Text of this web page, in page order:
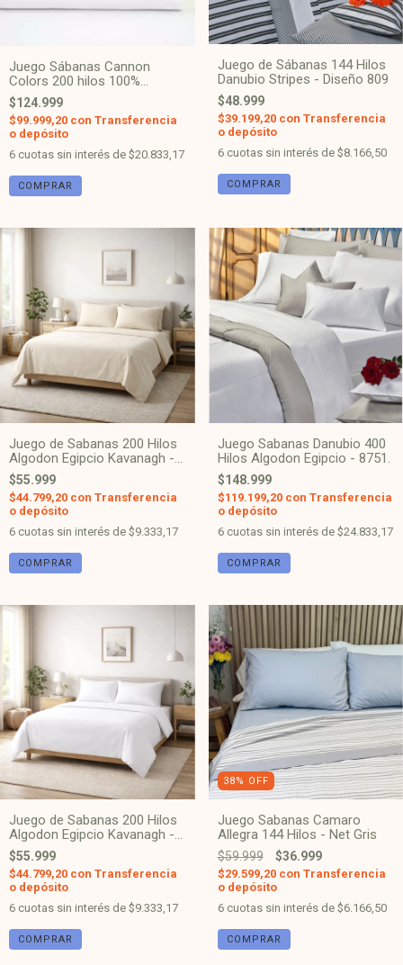
Juego Sábanas Cannon
Colors 200 hilos 100%
Algodón - Blanco 9149
$124.999
$99.999,20 con Transferencia
o depósito
6 cuotas sin interés de $20.833,17
COMPRAR
Juego de Sábanas 144 Hilos
Danubio Stripes - Diseño 809
$48.999
$39.199,20 con Transferencia
o depósito
6 cuotas sin interés de $8.166,50
COMPRAR
Juego de Sabanas 200 Hilos
Algodon Egipcio Kavanagh -
Natural
$55.999
$44.799,20 con Transferencia
o depósito
6 cuotas sin interés de $9.333,17
COMPRAR
Juego Sabanas Danubio 400
Hilos Algodon Egipcio - 8751.
$148.999
$119.199,20 con Transferencia
o depósito
6 cuotas sin interés de $24.833,17
COMPRAR
Juego de Sabanas 200 Hilos
Algodon Egipcio Kavanagh -
Blanco
$55.999
$44.799,20 con Transferencia
o depósito
6 cuotas sin interés de $9.333,17
COMPRAR
38% OFF
Juego Sabanas Camaro
Allegra 144 Hilos - Net Gris
$59.999 $36.999
$29.599,20 con Transferencia
o depósito
6 cuotas sin interés de $6.166,50
COMPRAR